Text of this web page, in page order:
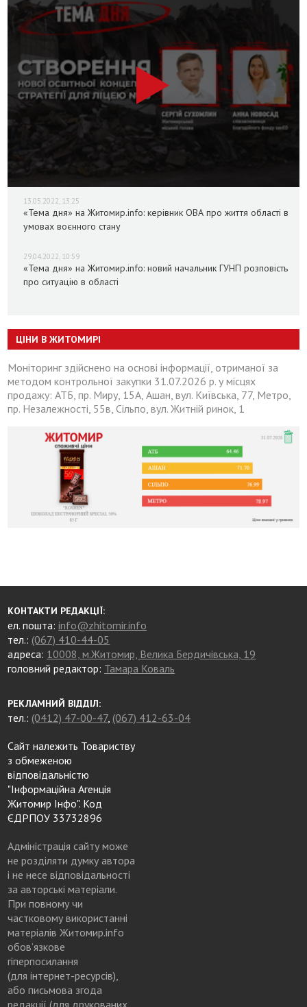
13.05.2022, 13:25
«Тема дня» на Житомир.info: керівник ОВА про життя області в
умовах воєнного стану
29.04.2022, 10:59
«Тема дня» на Житомир.info: новий начальник ГУНП розповість
про ситуацію в області
ЦІНИ В ЖИТОМИРІ
Моніторинг здійснено на основі інформації, отриманої за
методом контрольної закупки 31.07.2026 р. у місцях
продажу: АТБ, пр. Миру, 15А, Ашан, вул. Київська, 77, Метро,
пр. Незалежності, 55в, Сільпо, вул. Житній ринок, 1
КОНТАКТИ РЕДАКЦІЇ:
ел. пошта:info@zhitomir.info
тел.: (067) 410-44-05
адреса: 10008, м.Житомир, Велика Бердичівська, 19
головний редактор: Тамара Коваль
РЕКЛАМНИЙ ВІДДІЛ:
тел.: (0412) 47-00-47, (067) 412-63-04
Сайт належить Товариству
з обмеженою
відповідальністю
"Інформаційна Агенція
Житомир Інфо". Код
ЄДРПОУ 33732896
Адміністрація сайту може
не розділяти думку автора
і не несе відповідальності
за авторські матеріали.
При повному чи
частковому використанні
матеріалів Житомир.info
обов’язкове
гіперпосилання
(для інтернет-ресурсів),
або письмова згода